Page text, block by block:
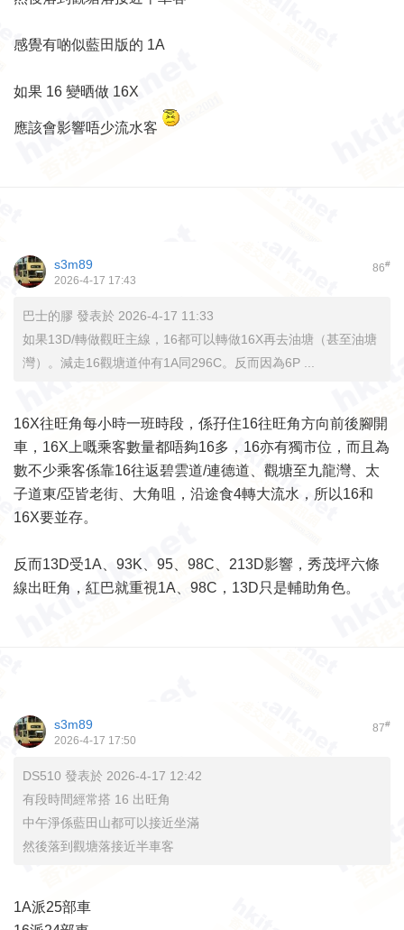
感覺有啲似藍田版的 1A
如果 16 變晒做 16X
應該會影響唔少流水客
86#
s3m89
2026-4-17 17:43
巴士的膠 發表於 2026-4-17 11:33
如果13D/轉做觀旺主線，16都可以轉做16X再去油塘（甚至油塘
灣）。減走16觀塘道仲有1A同296C。反而因為6P ...
16X往旺角每小時一班時段，係孖住16往旺角方向前後腳開
車，16X上嘅乘客數量都唔夠16多，16亦有獨市位，而且為
數不少乘客係靠16往返碧雲道/連德道、觀塘至九龍灣、太
子道東/亞皆老街、大角咀，沿途食4轉大流水，所以16和
16X要並存。
反而13D受1A、93K、95、98C、213D影響，秀茂坪六條
線出旺角，紅巴就重視1A、98C，13D只是輔助角色。
87#
s3m89
2026-4-17 17:50
DS510 發表於 2026-4-17 12:42
有段時間經常搭 16 出旺角
中午淨係藍田山都可以接近坐滿
然後落到觀塘落接近半車客
1A派25部車